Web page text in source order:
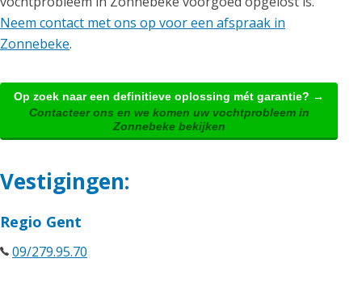
Neem contact met ons op voor een afspraak in
Zonnebeke.
Op zoek naar een definitieve oplossing mét garantie? →
Contacteer ons en we komen uw vochtprobleem in
Zonnebeke bekijken
Vestigingen:
Regio Gent
09/279.95.70